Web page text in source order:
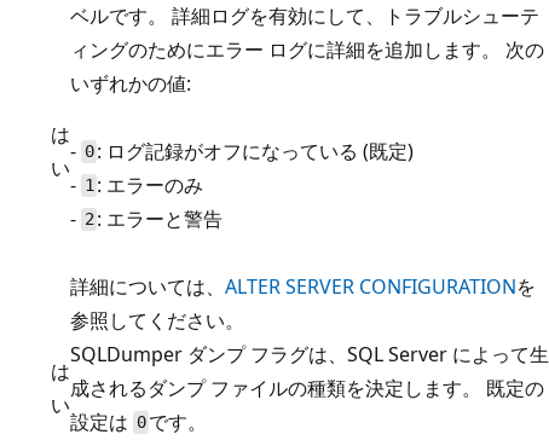
は
い
ベルです。 詳細ログを有効にして、トラブルシューテ
ィングのためにエラー ログに詳細を追加します。 次の
いずれかの値:
- 0 : ログ記録がオフになっている (既定)
- 1 : エラーのみ
- 2 : エラーと警告
詳細については、 ALTER SERVER CONFIGURATIONを
参照してください。
は
い
SQLDumper ダンプ フラグは、SQL Server によって生
成されるダンプ ファイルの種類を決定します。 既定の
設定は 0 です。